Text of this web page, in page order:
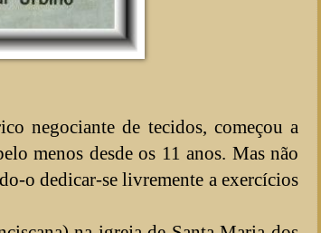
negociante de tecidos, começou a
menos desde os 11 anos. Mas não
o dedicar-se livremente a exercícios